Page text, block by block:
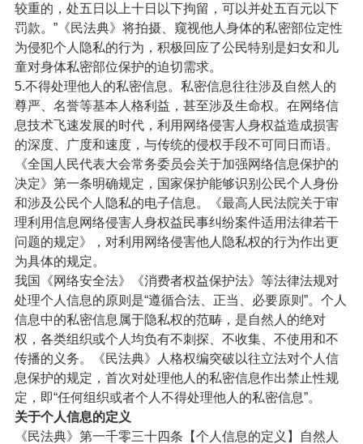
较重的，处五日以上十日以下拘留，可以并处五百元以下
罚款。”《民法典》将拍摄、窥视他人身体的私密部位定性
为侵犯个人隐私的行为，积极回应了公民特别是妇女和儿
童对身体私密部位保护的迫切需求。
5.不得处理他人的私密信息。私密信息往往涉及自然人的
尊严、名誉等基本人格利益，甚至涉及生命权。在网络信
息技术飞速发展的时代，利用网络侵害人身权益造成损害
的深度、广度和速度，与传统的侵权手段不可同日而语。
《全国人民代表大会常务委员会关于加强网络信息保护的
决定》第一条明确规定，国家保护能够识别公民个人身份
和涉及公民个人隐私的电子信息。《最高人民法院关于审
理利用信息网络侵害人身权益民事纠纷案件适用法律若干
问题的规定》，对利用网络侵害他人隐私权的行为作出更
为具体的规定。
我国《网络安全法》《消费者权益保护法》等法律法规对
处理个人信息的原则是“遵循合法、正当、必要原则”。个人
信息中的私密信息属于隐私权的范畴，是自然人的绝对
权，各类组织或个人均负有不刺探、不收集、不使用和不
传播的义务。《民法典》人格权编突破以往立法对个人信
息保护的规定，首次对处理他人的私密信息作出禁止性规
定，即“任何组织或者个人不得处理他人的私密信息”。
关于个人信息的定义
《民法典》第一千零三十四条【个人信息的定义】自然人